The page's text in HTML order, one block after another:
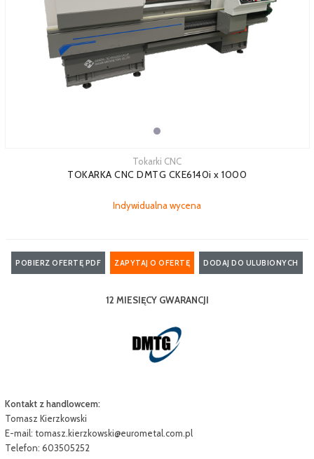
Tokarki CNC
TOKARKA CNC DMTG CKE6140i x 1000
Indywidualna wycena
POBIERZ OFERTĘ PDF ZAPYTAJ O OFERTĘ DODAJ DO ULUBIONYCH
12 MIESIĘCY GWARANCJI
Kontakt z handlowcem:
Tomasz Kierzkowski
E-mail: tomasz.kierzkowski@eurometal.com.pl
Telefon: 603505252